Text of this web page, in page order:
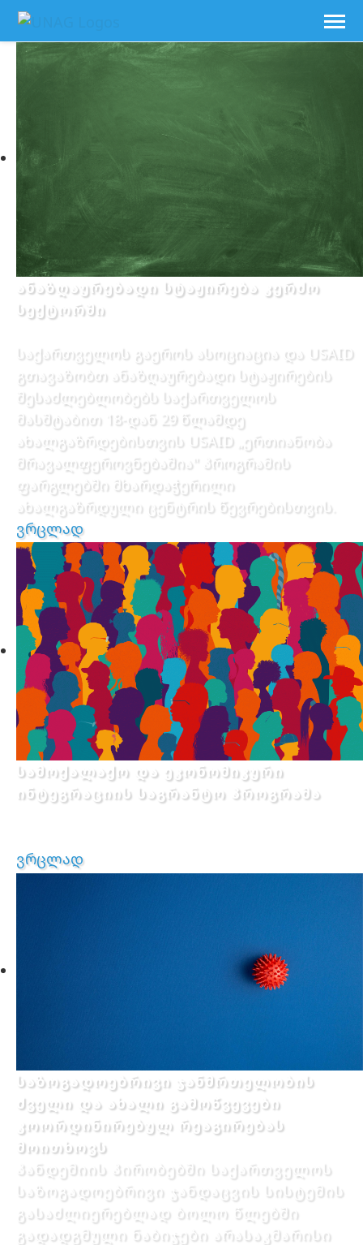
ანაზღაურებადი სტაჟირება კერძო
სექტორში
საქართველოს გაეროს ასოციაცია და USAID
გთავაზობთ ანაზღაურებადი სტაჟირების
შესაძლებლობებს საქართველოს
მასშტაბით 18-დან 29 წლამდე
ახალგაზრდებისთვის USAID „ერთიანობა
მრავალფეროვნებაშია" პროგრამის
ფარგლებში მხარდაჭერილი
ახალგაზრდული ცენტრის წევრებისთვის.
ვრცლად
სამოქალაქო და ეკონომიკური
ინტეგრაციის საგრანტო პროგრამა
ვრცლად
საზოგადოებრივი ჯანმრთელობის
ძველი და ახალი გამოწვევები
კოორდინირებულ რეაგირებას
მოითხოვს
პანდემიის პირობებში საქართველოს
საზოგადოებრივი ჯანდაცვის სისტემის
გასაძლიერებლად ბოლო წლებში
გადადგმული ნაბიჯები არასაკმარისი